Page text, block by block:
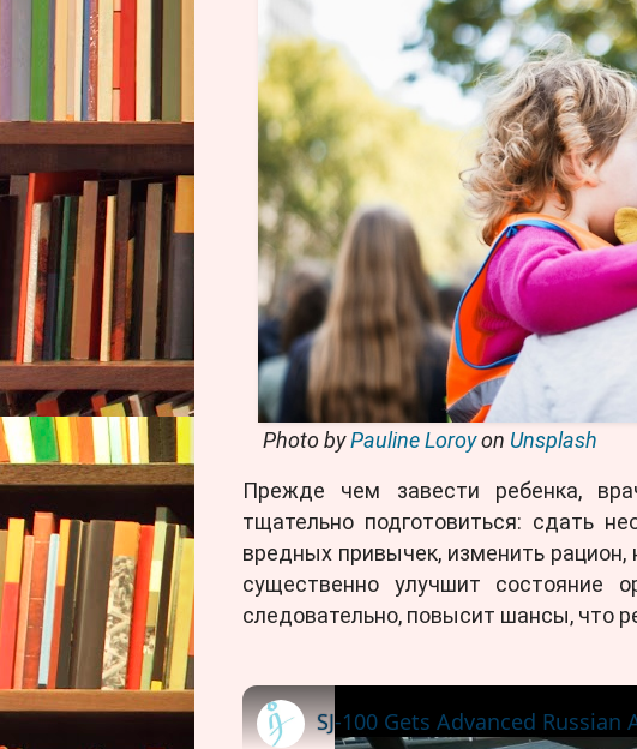
Photo byPauline Loroyon Unsplash
Прежде чем завести ребенка,
тщательно подготовиться: сдать
вредных привычек, изменить
существенно улучшит
следовательно, повысит шансы, что